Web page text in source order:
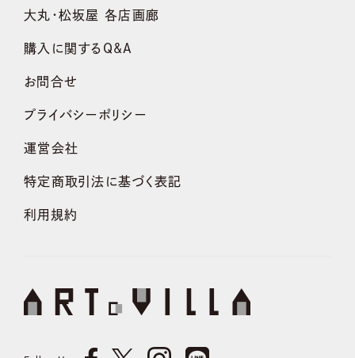
大丸・松坂屋 各店画廊
購入に関するQ&A
お問合せ
プライバシーポリシー
運営会社
特定商取引法に基づく表記
利用規約